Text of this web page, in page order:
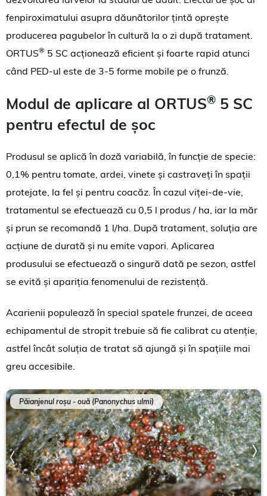
fenpiroximatului asupra dăunătorilor țintă oprește
producerea pagubelor în cultură la o zi după tratament.
ORTUS® 5 SC acționează eficient și foarte rapid atunci
când PED-ul este de 3-5 forme mobile pe o frunză.
Modul de aplicare al ORTUS® 5 SC
pentru efectul de șoc
Produsul se aplică în doză variabilă, în funcție de specie:
0,1% pentru tomate, ardei, vinete și castraveți în spații
protejate, la fel și pentru coacăz. În cazul viței-de-vie,
tratamentul se efectuează cu 0,5 l produs / ha, iar la măr
și prun se recomandă 1 l/ha. După tratament, soluția are
acțiune de durată și nu emite vapori. Aplicarea
produsului se efectuează o singură dată pe sezon, astfel
se evită și apariția fenomenului de rezistență.
Acarienii populează în special spatele frunzei, de aceea
echipamentul de stropit trebuie să fie calibrat cu atenție,
astfel încât soluția de tratat să ajungă și în spațiile mai
greu accesibile.
Păianjenul roșu - ouă (Panonychus ulmi)